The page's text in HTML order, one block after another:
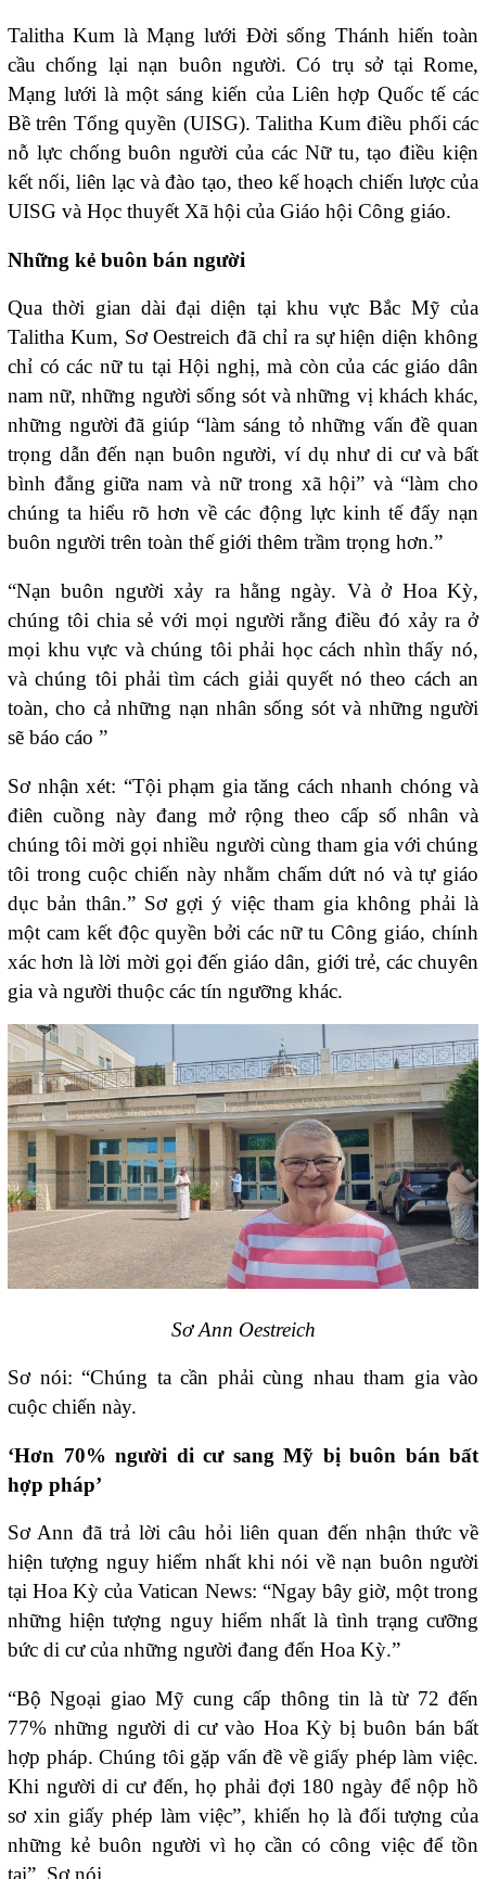
Talitha Kum là Mạng lưới Đời sống Thánh hiến toàn
cầu chống lại nạn buôn người. Có trụ sở tại Rome,
Mạng lưới là một sáng kiến của Liên hợp Quốc tế các
Bề trên Tổng quyền (UISG). Talitha Kum điều phối các
nỗ lực chống buôn người của các Nữ tu, tạo điều kiện
kết nối, liên lạc và đào tạo, theo kế hoạch chiến lược của
UISG và Học thuyết Xã hội của Giáo hội Công giáo.
Những kẻ buôn bán người
Qua thời gian dài đại diện tại khu vực Bắc Mỹ của
Talitha Kum, Sơ Oestreich đã chỉ ra sự hiện diện không
chỉ có các nữ tu tại Hội nghị, mà còn của các giáo dân
nam nữ, những người sống sót và những vị khách khác,
những người đã giúp “làm sáng tỏ những vấn đề quan
trọng dẫn đến nạn buôn người, ví dụ như di cư và bất
bình đẳng giữa nam và nữ trong xã hội” và “làm cho
chúng ta hiểu rõ hơn về các động lực kinh tế đẩy nạn
buôn người trên toàn thế giới thêm trầm trọng hơn.”
“Nạn buôn người xảy ra hằng ngày. Và ở Hoa Kỳ,
chúng tôi chia sẻ với mọi người rằng điều đó xảy ra ở
mọi khu vực và chúng tôi phải học cách nhìn thấy nó,
và chúng tôi phải tìm cách giải quyết nó theo cách an
toàn, cho cả những nạn nhân sống sót và những người
sẽ báo cáo ”
Sơ nhận xét: “Tội phạm gia tăng cách nhanh chóng và
điên cuồng này đang mở rộng theo cấp số nhân và
chúng tôi mời gọi nhiều người cùng tham gia với chúng
tôi trong cuộc chiến này nhằm chấm dứt nó và tự giáo
dục bản thân.” Sơ gợi ý việc tham gia không phải là
một cam kết độc quyền bởi các nữ tu Công giáo, chính
xác hơn là lời mời gọi đến giáo dân, giới trẻ, các chuyên
gia và người thuộc các tín ngưỡng khác.
Sơ Ann Oestreich
Sơ nói: “Chúng ta cần phải cùng nhau tham gia vào
cuộc chiến này.
‘Hơn 70% người di cư sang Mỹ bị buôn bán bất
hợp pháp’
Sơ Ann đã trả lời câu hỏi liên quan đến nhận thức về
hiện tượng nguy hiểm nhất khi nói về nạn buôn người
tại Hoa Kỳ của Vatican News: “Ngay bây giờ, một trong
những hiện tượng nguy hiểm nhất là tình trạng cưỡng
bức di cư của những người đang đến Hoa Kỳ.”
“Bộ Ngoại giao Mỹ cung cấp thông tin là từ 72 đến
77% những người di cư vào Hoa Kỳ bị buôn bán bất
hợp pháp. Chúng tôi gặp vấn đề về giấy phép làm việc.
Khi người di cư đến, họ phải đợi 180 ngày để nộp hồ
sơ xin giấy phép làm việc”, khiến họ là đối tượng của
những kẻ buôn người vì họ cần có công việc để tồn
tại”, Sơ nói.